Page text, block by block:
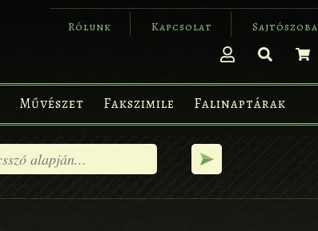
Rólunk Kapcsolat Sajtószoba
Művészet Fakszimile Falinaptárak